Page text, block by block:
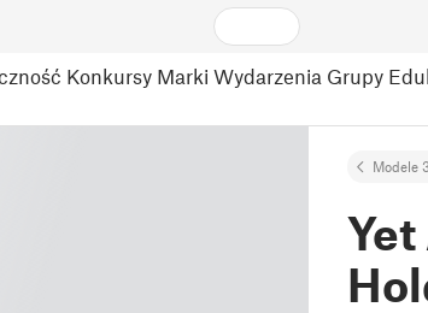
Konkursy Marki Wydarzenia Grupy
Modele